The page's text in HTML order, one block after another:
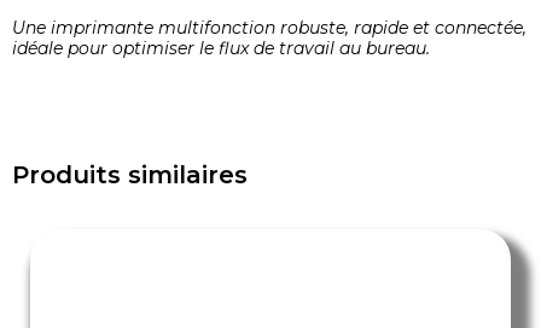
Une imprimante multifonction robuste, rapide et connectée,
idéale pour optimiser le flux de travail au bureau.
Produits similaires